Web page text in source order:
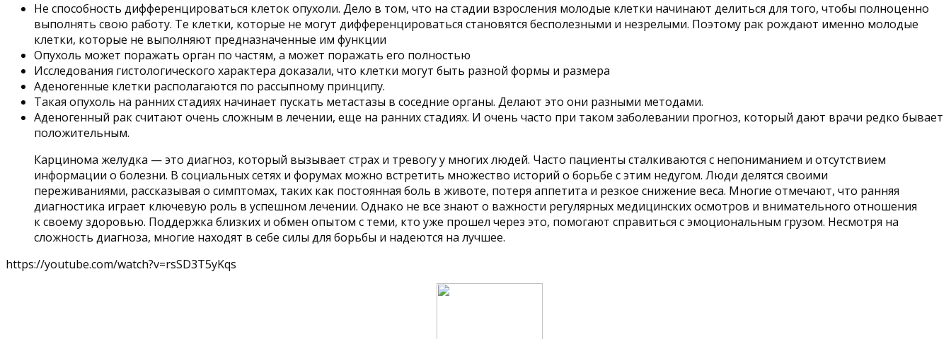
Не способность дифференцироваться клеток опухоли. Дело в том, что на стадии взросления молодые клетки начинают делиться для того, чтобы полноценно
выполнять свою работу. Те клетки, которые не могут дифференцироваться становятся бесполезными и незрелыми. Поэтому рак рождают именно молодые
клетки, которые не выполняют предназначенные им функции
Опухоль может поражать орган по частям, а может поражать его полностью
Исследования гистологического характера доказали, что клетки могут быть разной формы и размера
Аденогенные клетки располагаются по рассыпному принципу.
Такая опухоль на ранних стадиях начинает пускать метастазы в соседние органы. Делают это они разными методами.
Аденогенный рак считают очень сложным в лечении, еще на ранних стадиях. И очень часто при таком заболевании прогноз, который дают врачи редко бывает
положительным.
Карцинома желудка — это диагноз, который вызывает страх и тревогу у многих людей. Часто пациенты сталкиваются с непониманием и отсутствием
информации о болезни. В социальных сетях и форумах можно встретить множество историй о борьбе с этим недугом. Люди делятся своими
переживаниями, рассказывая о симптомах, таких как постоянная боль в животе, потеря аппетита и резкое снижение веса. Многие отмечают, что ранняя
диагностика играет ключевую роль в успешном лечении. Однако не все знают о важности регулярных медицинских осмотров и внимательного отношения
к своему здоровью. Поддержка близких и обмен опытом с теми, кто уже прошел через это, помогают справиться с эмоциональным грузом. Несмотря на
сложность диагноза, многие находят в себе силы для борьбы и надеются на лучшее.
https://youtube.com/watch?v=rsSD3T5yKqs